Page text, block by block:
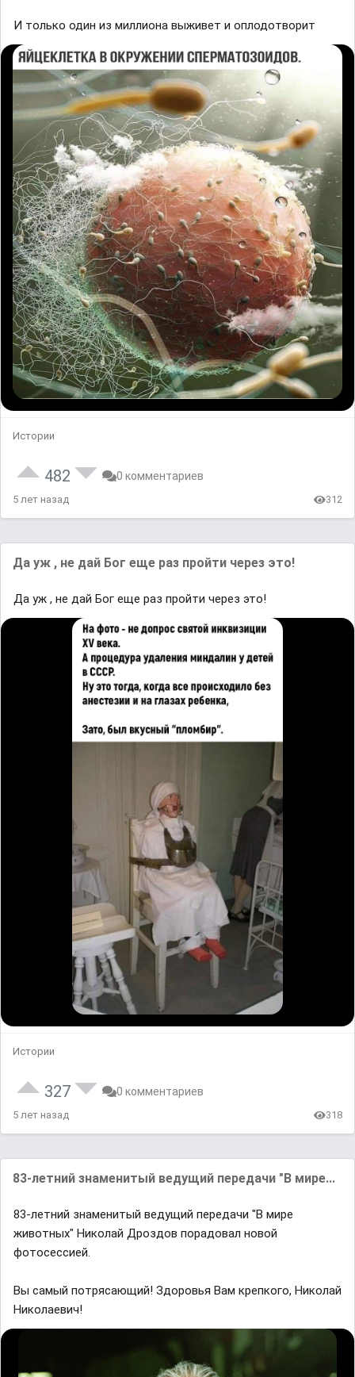
И только один из миллиона выживет и оплодотворит
Истории
482 0 комментариев
5 лет назад 312
Да уж , не дай Бог еще раз пройти через это!
Да уж , не дай Бог еще раз пройти через это!
Истории
327 0 комментариев
5 лет назад 318
83-летний знаменитый ведущий передачи "В мире...
83-летний знаменитый ведущий передачи "В мире
животных" Николай Дроздов порадовал новой
фотосессией.
Вы самый потрясающий! Здоровья Вам крепкого, Николай
Николаевич!